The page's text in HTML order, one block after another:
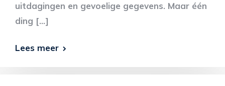
uitdagingen en gevoelige gegevens. Maar één
ding […]
Lees meer